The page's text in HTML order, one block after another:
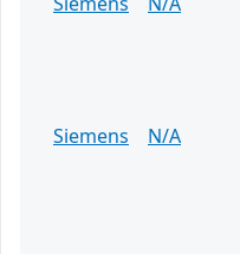
Siemens
N/A